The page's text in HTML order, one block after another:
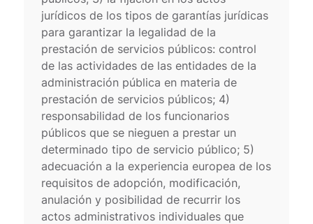
jurídicos de los tipos de garantías jurídicas
para garantizar la legalidad de la
prestación de servicios públicos: control
de las actividades de las entidades de la
administración pública en materia de
prestación de servicios públicos; 4)
responsabilidad de los funcionarios
públicos que se nieguen a prestar un
determinado tipo de servicio público; 5)
adecuación a la experiencia europea de los
requisitos de adopción, modificación,
anulación y posibilidad de recurrir los
actos administrativos individuales que